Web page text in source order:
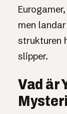
men
strukturen
slipper.
Vad är